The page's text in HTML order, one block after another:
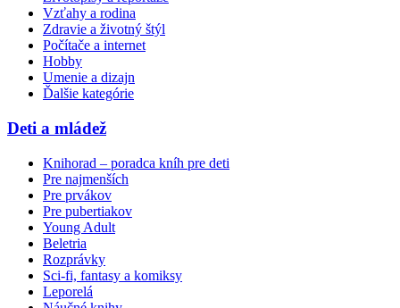
Vzťahy a rodina
Zdravie a životný štýl
Počítače a internet
Hobby
Umenie a dizajn
Ďalšie kategórie
Deti a mládež
Knihorad – poradca kníh pre deti
Pre najmenších
Pre prvákov
Pre pubertiakov
Young Adult
Beletria
Rozprávky
Sci-fi, fantasy a komiksy
Leporelá